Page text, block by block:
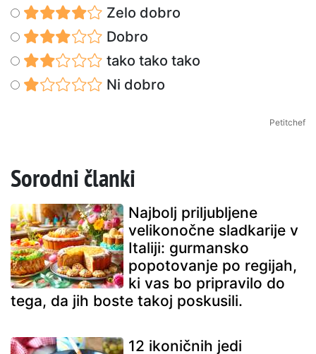
Zelo dobro
Dobro
tako tako tako
Ni dobro
Petitchef
Sorodni članki
Najbolj priljubljene
velikonočne sladkarije v
Italiji: gurmansko
popotovanje po regijah,
ki vas bo pripravilo do
tega, da jih boste takoj poskusili.
12 ikoničnih jedi